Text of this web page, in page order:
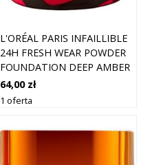
L'ORÉAL PARIS INFAILLIBLE
24H FRESH WEAR POWDER
FOUNDATION DEEP AMBER
64,00 zł
1 oferta